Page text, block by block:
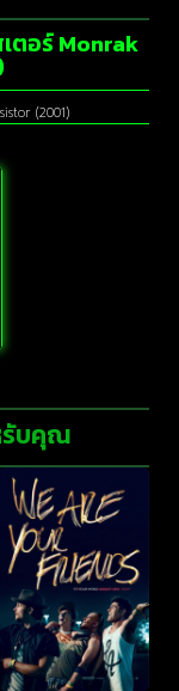
ตอร์ Monrak
(2001)
รับคุณ